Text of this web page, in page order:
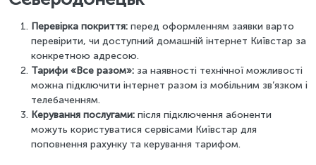
Перевірка покриття: перед оформленням заявки варто
перевірити, чи доступний домашній інтернет Київстар за
конкретною адресою.
Тарифи «Все разом»: за наявності технічної можливості
можна підключити інтернет разом із мобільним зв’язком і
телебаченням.
Керування послугами: після підключення абоненти
можуть користуватися сервісами Київстар для
поповнення рахунку та керування тарифом.